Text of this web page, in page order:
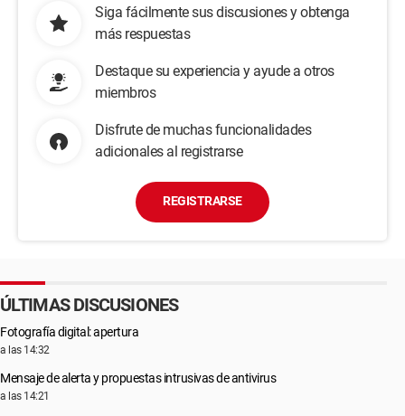
Siga fácilmente sus discusiones y obtenga
más respuestas
Destaque su experiencia y ayude a otros
miembros
Disfrute de muchas funcionalidades
adicionales al registrarse
REGISTRARSE
ÚLTIMAS DISCUSIONES
Fotografía digital: apertura
a las 14:32
Mensaje de alerta y propuestas intrusivas de antivirus
a las 14:21